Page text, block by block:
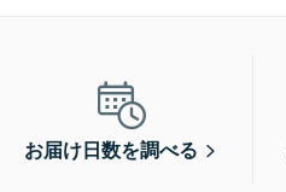
お届け日数を調べる